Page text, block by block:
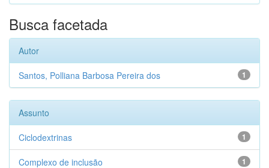
Busca facetada
Autor
1
Santos, Polliana Barbosa Pereira dos
Assunto
1
Ciclodextrinas
1
Complexo de inclusão